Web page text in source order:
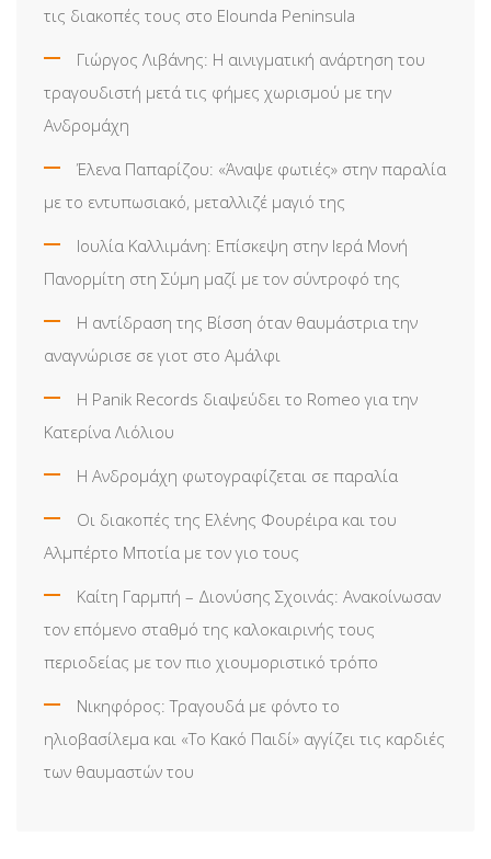
τις διακοπές τους στο Elounda Peninsula
Γιώργος Λιβάνης: Η αινιγματική ανάρτηση του
τραγουδιστή μετά τις φήμες χωρισμού με την
Ανδρομάχη
Έλενα Παπαρίζου: «Άναψε φωτιές» στην παραλία
με το εντυπωσιακό, μεταλλιζέ μαγιό της
Ιουλία Καλλιμάνη: Επίσκεψη στην Ιερά Μονή
Πανορμίτη στη Σύμη μαζί με τον σύντροφό της
Η αντίδραση της Βίσση όταν θαυμάστρια την
αναγνώρισε σε γιοτ στο Αμάλφι
Η Panik Records διαψεύδει το Romeo για την
Κατερίνα Λιόλιου
Η Ανδρομάχη φωτογραφίζεται σε παραλία
Οι διακοπές της Ελένης Φουρέιρα και του
Αλμπέρτο Μποτία με τον γιο τους
Καίτη Γαρμπή – Διονύσης Σχοινάς: Ανακοίνωσαν
τον επόμενο σταθμό της καλοκαιρινής τους
περιοδείας με τον πιο χιουμοριστικό τρόπο
Νικηφόρος: Τραγουδά με φόντο το
ηλιοβασίλεμα και «Το Κακό Παιδί» αγγίζει τις καρδιές
των θαυμαστών του